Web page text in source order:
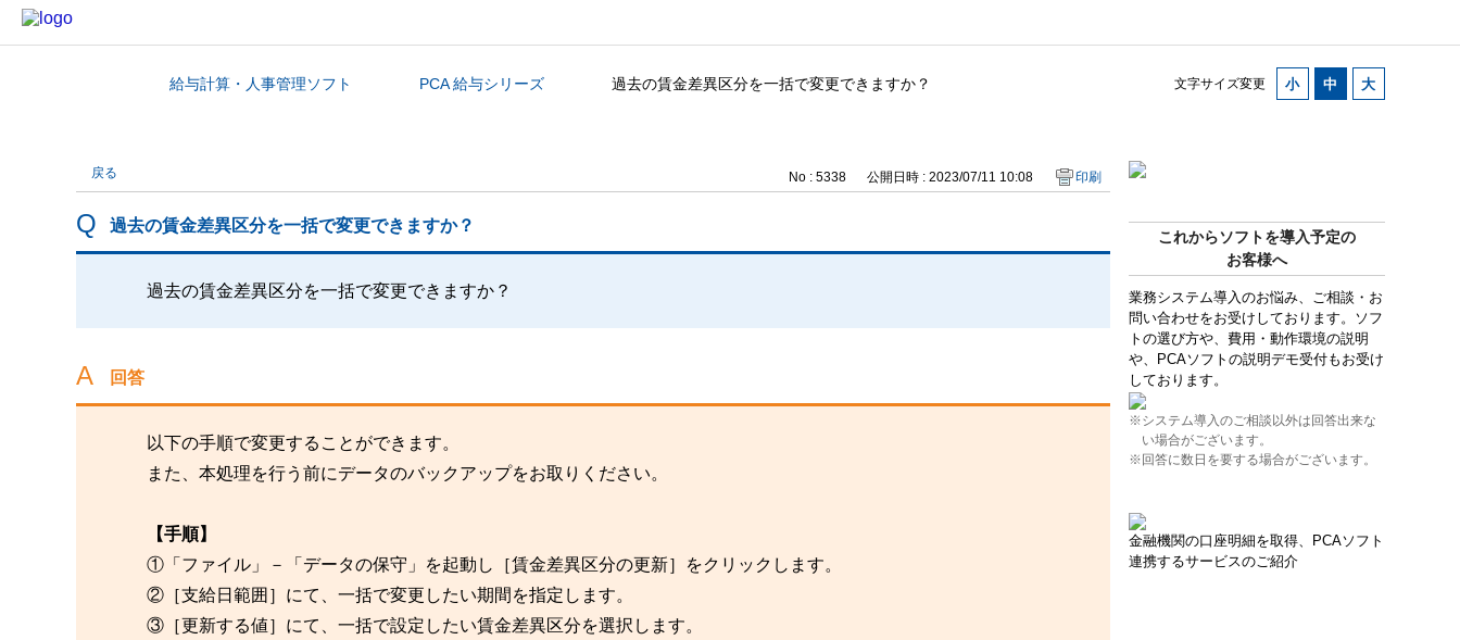
文字サイズ変更
カテゴリから探す給与計算・人事管理ソフト PCA 給与シリーズ 過去の賃金差異区分を一括で変更できますか？
これからソフトを導入予定の
お客様へ
業務システム導入のお悩み、ご相談・お
問い合わせをお受けしております。ソフ
トの選び方や、費用・動作環境の説明
や、PCAソフトの説明デモ受付もお受け
しております。
※システム導入のご相談以外は回答出来な
い場合がございます。
※回答に数日を要する場合がございます。
金融機関の口座明細を取得、PCAソフト
連携するサービスのご紹介
戻る No : 5338 公開日時 : 2023/07/11 10:08 印刷
過去の賃金差異区分を一括で変更できますか？
過去の賃金差異区分を一括で変更できますか？
回答
以下の手順で変更することができます。
また、本処理を行う前にデータのバックアップをお取りください。
【手順】
①「ファイル」－「データの保守」を起動し［賃金差異区分の更新］をクリックします。
②［支給日範囲］にて、一括で変更したい期間を指定します。
③［更新する値］にて、一括で設定したい賃金差異区分を選択します。